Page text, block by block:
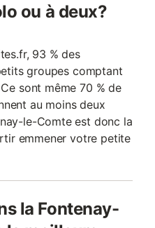
ou à deux?
93 % des
groupes comptant
sont même 70 % de
au moins deux
le-Comte est donc la
emmener votre petite
la Fontenay-